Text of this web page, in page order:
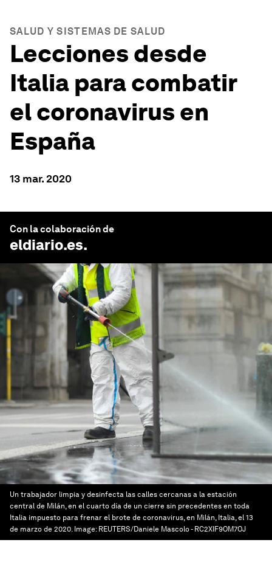
SALUD Y SISTEMAS DE SALUD
Lecciones desde
Italia para combatir
el coronavirus en
España
13 mar. 2020
Con la colaboración de
eldiario.es.
Un trabajador limpia y desinfecta las calles cercanas a la estación
central de Milán, en el cuarto día de un cierre sin precedentes en toda
Italia impuesto para frenar el brote de coronavirus, en Milán, Italia, el 13
de marzo de 2020. Image: REUTERS/Daniele Mascolo - RC2XIF9OM7OJ